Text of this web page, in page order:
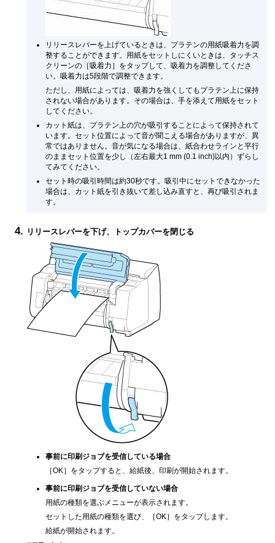
リリースレバーを上げているときは、 プラテンの用紙吸着力を調
整することができます。用紙をセットしにくいときは、
タッチス
クリーンの［ 吸着力 ］をタップして、吸着力を調整してくださ
い。吸着力は5段階で調整できます。
ただし、用紙によっては、吸着力を強くしても プラテン 上に保持
されない場合があります。その場合は、手を添えて用紙をセット
してください。
カット紙は、
プラテン 上の穴が吸引することによって保持されて
います。セット位置によって音が聞こえる場合がありますが、異
常ではありません。音が気になる場合は、 紙合わせライン と平行
のままセット位置を少し（左右最大1 mm (0.1 inch)以内）ずらし
てみてください。
セット時の吸引時間は約30秒です。吸引中にセットできなかった
場合は、カット紙を引き抜いて差し込み直すと、再び吸引されま
す。
リリースレバーを下げ、 トップカバーを閉じる
事前に印刷ジョブを受信している場合
［OK ］をタップすると、給紙後、印刷が開始されます。
事前に印刷ジョブを受信していない場合
用紙の種類を選ぶメニューが表示されます。
セットした用紙の種類を選び、［OK ］をタップします。
給紙が開始されます。